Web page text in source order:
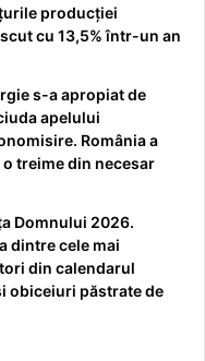
producției
cu 13,5% într-un an
s-a apropiat de
apelului
România a
treime din necesar
Domnului 2026.
dintre cele mai
din calendarul
obiceiuri păstrate de